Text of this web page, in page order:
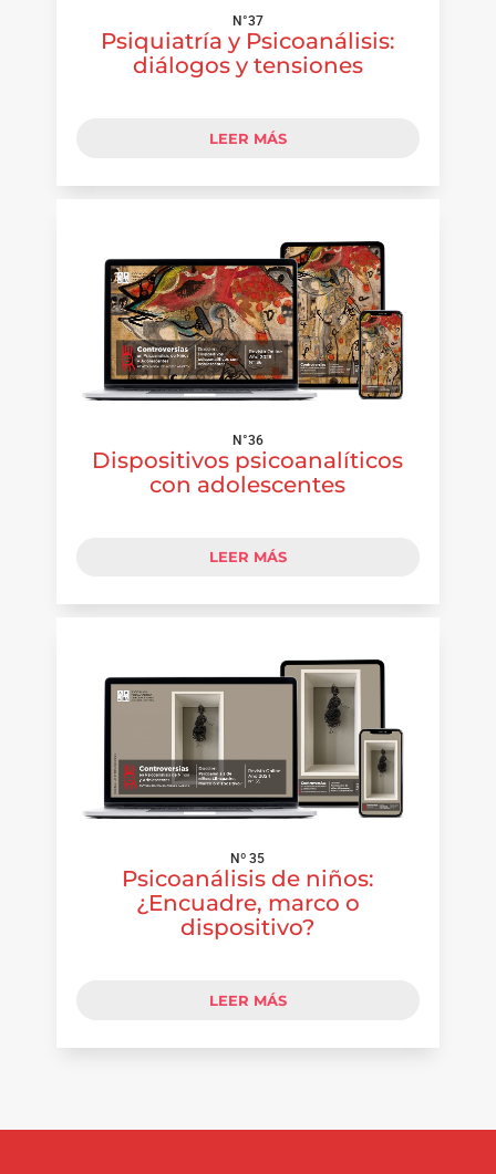
N°37
Psiquiatría y Psicoanálisis:
diálogos y tensiones
LEER MÁS
N°36
Dispositivos psicoanalíticos
con adolescentes
LEER MÁS
Nº 35
Psicoanálisis de niños:
¿Encuadre, marco o
dispositivo?
LEER MÁS